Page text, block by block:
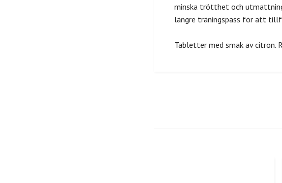
minska trötthet och
längre träningspass för att
Tabletter med smak av citron.